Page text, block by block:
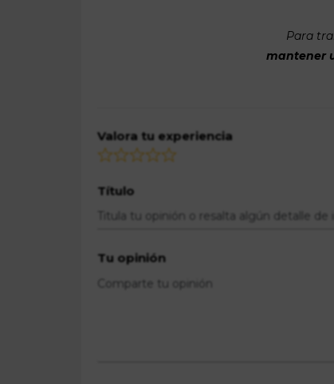
Para
mantener
Valora tu experiencia
Título
Tu opinión